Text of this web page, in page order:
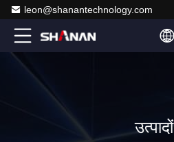
leon@shanantechnology.com
उत्पादों